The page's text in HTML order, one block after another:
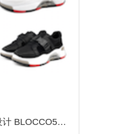
玩转色彩 捕捉前卫设计 BLOCCO5联手知名设计师Diego Dolcini打造“型色”老爹鞋